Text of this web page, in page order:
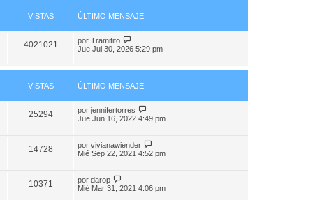
VISTAS ÚLTIMO MENSAJE
4021021 por Tramitito
Jue Jul 30, 2026 5:29 pm
VISTAS ÚLTIMO MENSAJE
25294 por jennifertorres
Jue Jun 16, 2022 4:49 pm
14728 por vivianawiender
Mié Sep 22, 2021 4:52 pm
10371 por darop
Mié Mar 31, 2021 4:06 pm